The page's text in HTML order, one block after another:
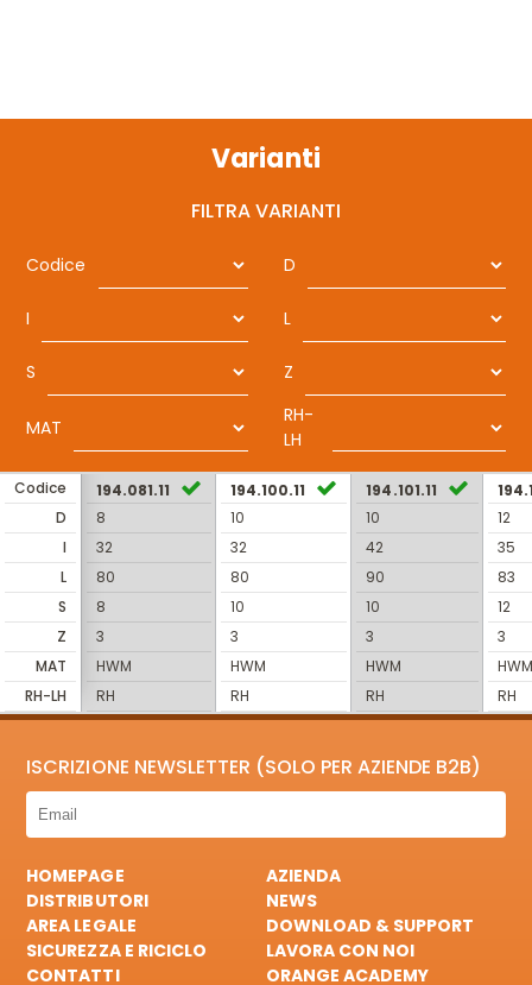
Varianti
FILTRA VARIANTI
Codice D
I L
S Z
MAT
RH-
LH
Codice
D
I
L
S
Z
MAT
RH-LH
194.081.11
8
32
80
8
3
HWM
RH
194.100.11
10
32
80
10
3
HWM
RH
194.101.11
10
42
90
10
3
HWM
RH
12
35
83
12
3
HWM
RH
ISCRIZIONE NEWSLETTER (SOLO PER AZIENDE B2B)
HOMEPAGE
AZIENDA
DISTRIBUTORI
NEWS
AREA LEGALE
DOWNLOAD & SUPPORT
SICUREZZA E RICICLO
LAVORA CON NOI
CONTATTI
ORANGE ACADEMY